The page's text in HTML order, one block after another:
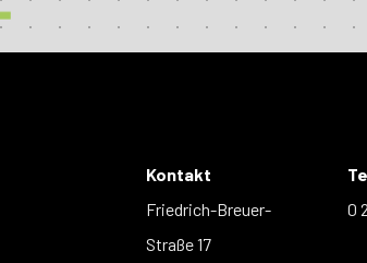
Kontakt
Friedrich-Breuer-
Straße 17
0